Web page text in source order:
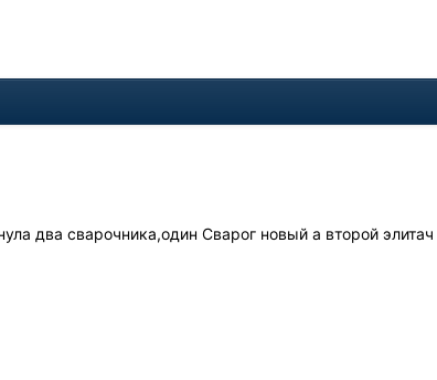
два сварочника,один Сварог новый а второй